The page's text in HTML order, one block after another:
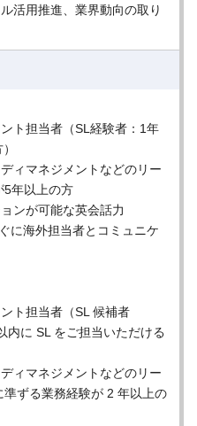
活用推進、業界動向の取り
ト担当者（SL経験者：1年
ィマネジメントなどのリー
5年以上の方
ンが可能な英会話力
に海外担当者とコミュニケ
ト担当者（SL 候補者
内に SL をご担当いただける
ィマネジメントなどのリー
準ずる業務経験が 2 年以上の